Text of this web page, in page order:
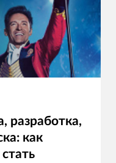
разработка,
как